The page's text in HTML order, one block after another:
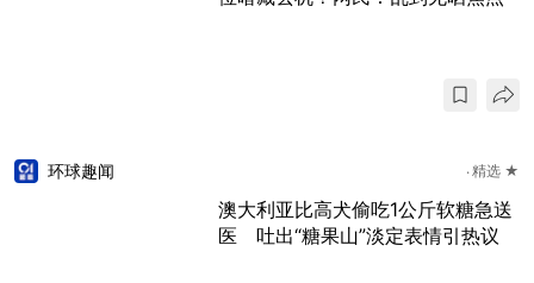
环球趣闻 精选 ★
澳大利亚比高犬偷吃1公斤软糖急送
医 吐出“糖果山”淡定表情引热议